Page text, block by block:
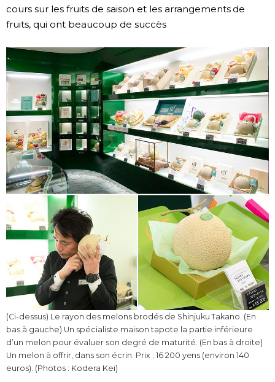
cours sur les fruits de saison et les arrangements de
fruits, qui ont beaucoup de succès
(Ci-dessus) Le rayon des melons brodés de Shinjuku Takano. (En
bas à gauche) Un spécialiste maison tapote la partie inférieure
d’un melon pour évaluer son degré de maturité. (En bas à droite)
Un melon à offrir, dans son écrin. Prix : 16 200 yens (environ 140
euros). (Photos : Kodera Kei)